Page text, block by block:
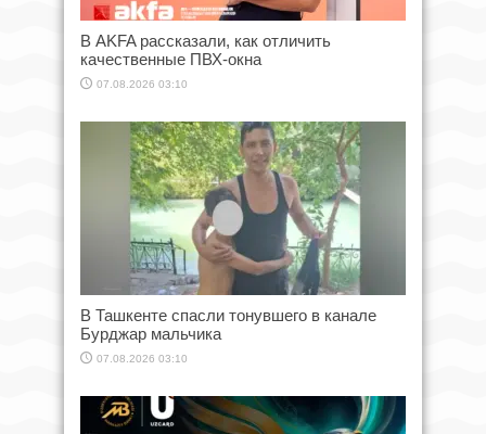
В AKFA рассказали, как отличить
качественные ПВХ-окна
07.08.2026 03:10
В Ташкенте спасли тонувшего в канале
Бурджар мальчика
07.08.2026 03:10